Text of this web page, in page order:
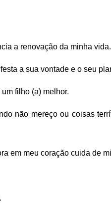
a renovação da minha vida.
a sua vontade e o seu
filho (a) melhor.
não mereço ou coisas
em meu coração cuida de